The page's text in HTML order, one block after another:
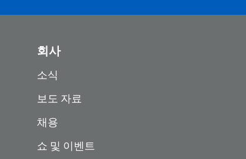
회사
소식
보도 자료
채용
쇼 및 이벤트